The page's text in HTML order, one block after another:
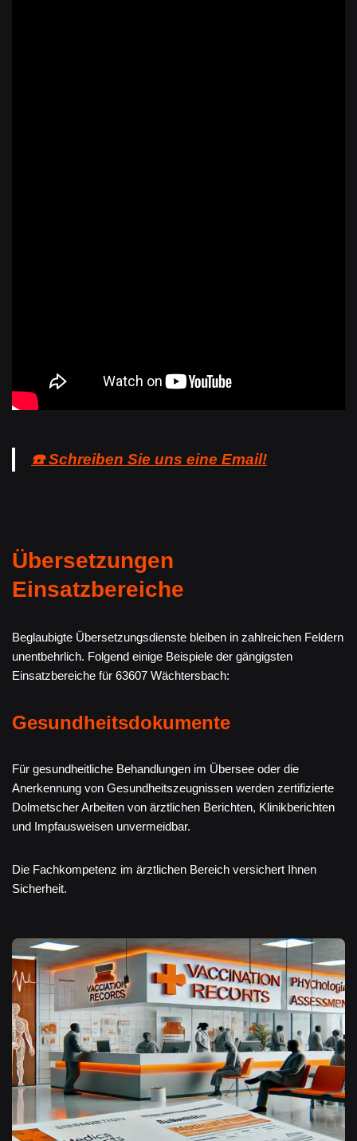
☎️ Schreiben Sie uns eine Email!
Übersetzungen
Einsatzbereiche
Beglaubigte Übersetzungsdienste bleiben in zahlreichen Feldern
unentbehrlich. Folgend einige Beispiele der gängigsten
Einsatzbereiche für 63607 Wächtersbach:
Gesundheitsdokumente
Für gesundheitliche Behandlungen im Übersee oder die
Anerkennung von Gesundheitszeugnissen werden zertifizierte
Dolmetscher Arbeiten von ärztlichen Berichten, Klinikberichten
und Impfausweisen unvermeidbar.
Die Fachkompetenz im ärztlichen Bereich versichert Ihnen
Sicherheit.